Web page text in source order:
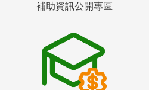
補助資訊公開專區